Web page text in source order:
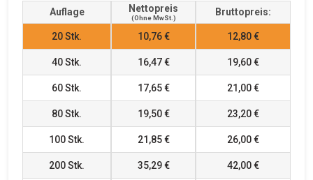
Auflage Nettopreis
(ohne MwSt.)
Bruttopreis:
20Stk. 10,76 € 12,80 €
40Stk. 16,47 € 19,60 €
60Stk. 17,65 € 21,00 €
80Stk. 19,50 € 23,20 €
100Stk. 21,85 € 26,00 €
200Stk. 35,29 € 42,00 €